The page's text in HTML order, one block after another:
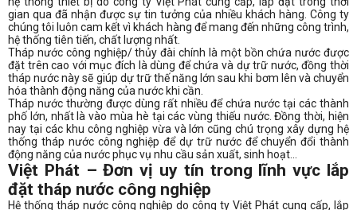
gian qua đã nhận được sự tin tưởng của nhiều khách hàng. Công ty
chúng tôi luôn cam kết vì khách hàng để mang đến những công trình,
hệ thống tiên tiến, chất lượng nhất.
Tháp nước công nghiệp/ thủy đài chính là một bồn chứa nước được
đặt trên cao với mục đích là dùng để chứa và dự trữ nước, đồng thời
tháp nước này sẽ giúp dự trữ thế năng lớn sau khi bơm lên và chuyển
hóa thành động năng của nước khi cần.
Tháp nước thường được dùng rất nhiều để chứa nước tại các thành
phố lớn, nhất là vào mùa hè tại các vùng thiếu nước. Đồng thời, hiện
nay tại các khu công nghiệp vừa và lớn cũng chú trọng xây dựng hệ
thống tháp nước công nghiệp để dự trữ nước để chuyển đổi thành
động năng của nước phục vụ nhu cầu sản xuất, sinh hoạt...
Việt Phát – Đơn vị uy tín trong lĩnh vực lắp
đặt tháp nước công nghiệp
Hệ thống tháp nước công nghiệp do công ty Việt Phát cung cấp, lắp